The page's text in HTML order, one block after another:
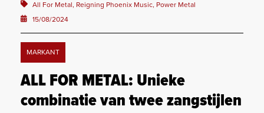
All For Metal, Reigning Phoenix Music, Power Metal
15/08/2024
MARKANT
ALL FOR METAL: Unieke
combinatie van twee zangstijlen